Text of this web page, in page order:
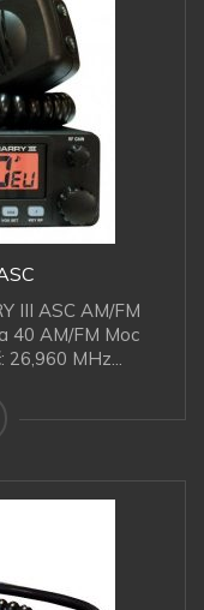
III ASC AM/FM
40 AM/FM Moc
MHz...